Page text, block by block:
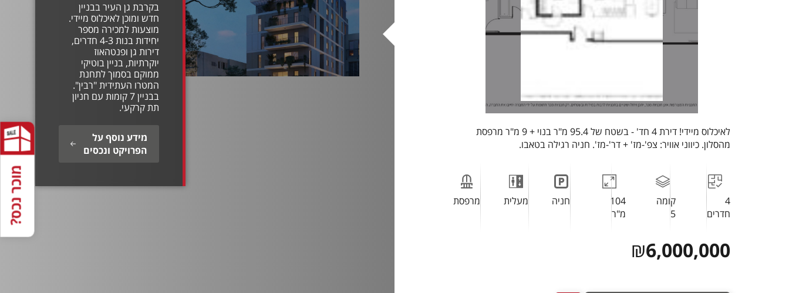
לאיכלוס מיידי! דירת 4 חד' - בשטח של 95.4 מ"ר בנוי + 9 מ"ר מרפסת
מהסלון. כיווני אוויר: צפ'-מז' + דר'-מז'. חניה רגילה בטאבו.
4
חדרים
קומה
5
104
מ"ר
חניה מעלית מרפסת
6,000,000
₪
בקרבת גן העיר בבניין
חדש ומוכן לאיכלוס מיידי.
מוצעות למכירה מספר
יחידות בנות 4-3 חדרים,
דירות גן ופנטהאוז
יוקרתיות, בניין בוטיקי
ממוקם בסמוך לתחנת
המטרו העתידית "רבין".
בבניין 7 קומות עם חניון
תת קרקעי.
מידע נוסף על
הפרויקט ונכסים
מוכר נכס?